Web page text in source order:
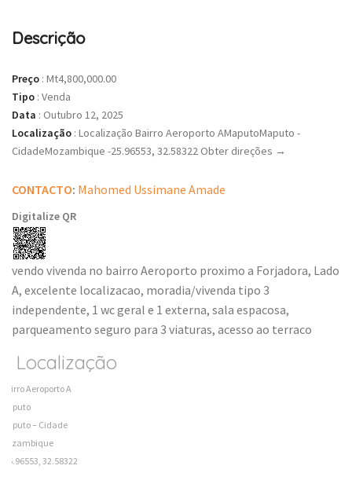
Descrição
Preço : Mt4,800,000.00
Tipo : Venda
Data : Outubro 12, 2025
Localização : Localização Bairro Aeroporto AMaputoMaputo -
CidadeMozambique -25.96553, 32.58322 Obter direções →
CONTACTO: Mahomed Ussimane Amade
Digitalize QR
vendo vivenda no bairro Aeroporto proximo a Forjadora, Lado
A, excelente localizacao, moradia/vivenda tipo 3
independente, 1 wc geral e 1 externa, sala espacosa,
parqueamento seguro para 3 viaturas, acesso ao terraco
Localização
Bairro Aeroporto A
Maputo
Maputo – Cidade
Mozambique
-25.96553, 32.58322